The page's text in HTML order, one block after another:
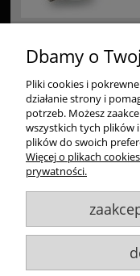
, ul.
info@goldsun-lampy.pl
Dbamy o
Pliki cookies i
działanie strony i
potrzeb. Możesz
wszystkich tych plików
plików do swoich
Więcej o plikach
prywatności.